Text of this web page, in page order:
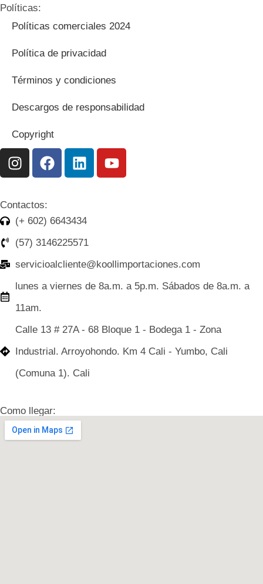
Políticas:
Políticas comerciales 2024
Política de privacidad
Términos y condiciones
Descargos de responsabilidad
Copyright
Contactos:
(+ 602) 6643434
(57) 3146225571
servicioalcliente@koollimportaciones.com
lunes a viernes de 8a.m. a 5p.m. Sábados de 8a.m. a
11am.
Calle 13 # 27A - 68 Bloque 1 - Bodega 1 - Zona
Industrial. Arroyohondo. Km 4 Cali - Yumbo, Cali
(Comuna 1). Cali
Como llegar: